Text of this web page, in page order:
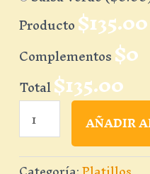
Producto$135.00
Complementos$0
Total$135.00
Chiltlaxcalli
cantidad AÑADIR